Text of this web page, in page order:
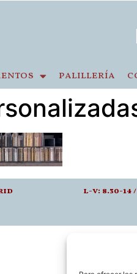
palillería
l-v: 8.30-14 /